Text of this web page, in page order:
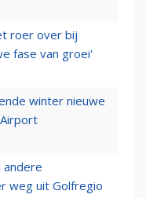
roer over bij
fase van groei'
winter nieuwe
andere
weg uit Golfregio